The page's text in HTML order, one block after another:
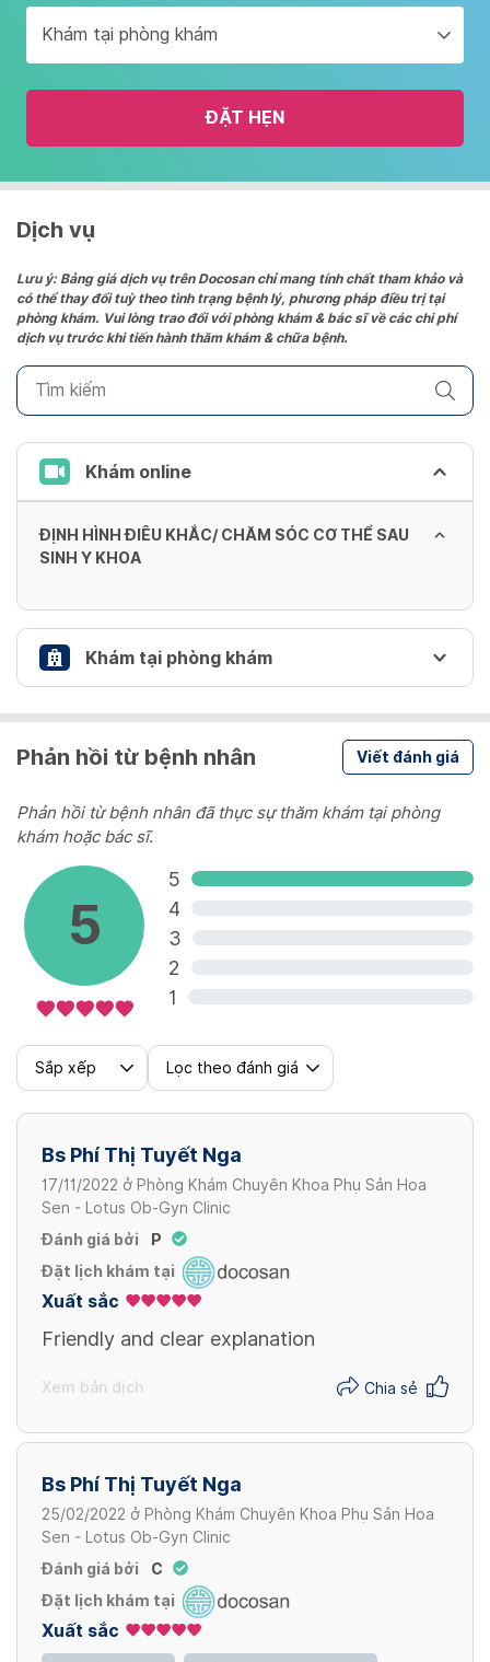
interact
with
the
and
date.
the
question
mark
to
keyboard
shortcuts
changing
dates.
Khám tại phòng khám
ĐẶT HẸN
Dịch vụ
Lưu ý: Bảng giá dịch vụ trên Docosan chỉ mang tính chất tham khảo và
có thể thay đổi tuỳ theo tình trạng bệnh lý, phương pháp điều trị tại
phòng khám. Vui lòng trao đổi với phòng khám & bác sĩ về các chi phí
dịch vụ trước khi tiến hành thăm khám & chữa bệnh.
Khám online
ĐỊNH HÌNH ĐIÊU KHẮC/ CHĂM SÓC CƠ THỂ SAU
SINH Y KHOA
Khám tại phòng khám
PHẪU THUẬT TẠO HÌNH VÙNG KÍN
Mỗi cấp độ thêm 4 triệu (cấp 1, cấp 2, cấp 3)
Đến 1 VND
Siết cơ vòng
Miễn phí
Cắt môi bé
Miễn phí
Chuyển vạt làm hồng
Miễn phí
Miễn phí
KHÁM PHỤ KHOA/ GYNAECOLOGICAL
EXAMINATION
Khám phụ khoa/ Vaginal Examination/
Pelvic Exam
KHÁM THAI SẢN/ SCREENING TESTS IN
PREGNANCY (OB-GYN)
Phản hồi từ bệnh nhân Viết đánh giá
Phản hồi từ bệnh nhân đã thực sự thăm khám tại phòng
khám hoặc bác sĩ.
5
5
4
3
2
1
Sắp xếp Lọc theo đánh giá
Bs Phí Thị Tuyết Nga
17/11/2022 ở Phòng Khám Chuyên Khoa Phụ Sản Hoa
Sen - Lotus Ob-Gyn Clinic
Đánh giá bởi
P
Đặt lịch khám tại
Xuất sắc
Friendly and clear explanation
Xem bản dịch Chia sẻ
Bs Phí Thị Tuyết Nga
25/02/2022 ở Phòng Khám Chuyên Khoa Phụ Sản Hoa
Sen - Lotus Ob-Gyn Clinic
Đánh giá bởi
C
Đặt lịch khám tại
Xuất sắc